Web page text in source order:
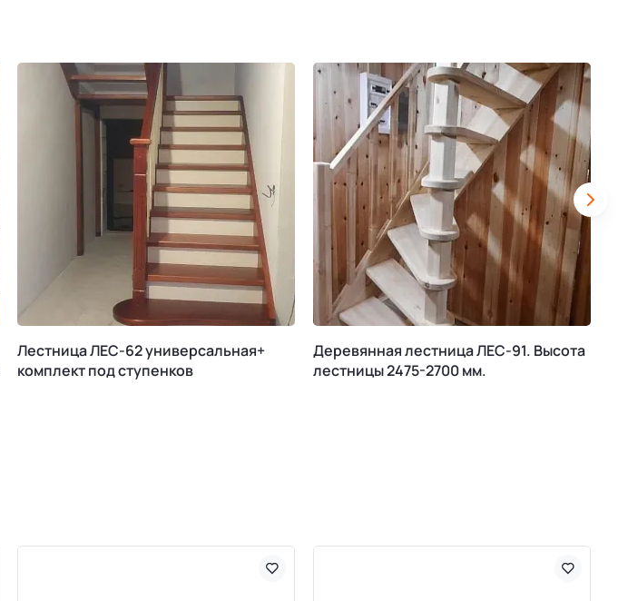
Лестница ЛЕС-62 универсальная+
комплект под ступенков
Деревянная лестница ЛЕС-91. Высота
лестницы 2475-2700 мм.